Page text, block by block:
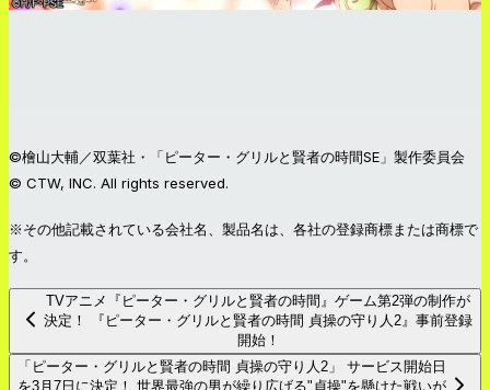
©檜山大輔／双葉社・「ピーター・グリルと賢者の時間SE」製作委員会
© CTW, INC. All rights reserved.
※その他記載されている会社名、製品名は、各社の登録商標または商標で
す。
TVアニメ『ピーター・グリルと賢者の時間』ゲーム第2弾の制作が
決定！ 『ピーター・グリルと賢者の時間 貞操の守り人2』事前登録
開始！
「ピーター・グリルと賢者の時間 貞操の守り人2」 サービス開始日
を3月7日に決定！ 世界最強の男が繰り広げる"貞操"を懸けた戦いが